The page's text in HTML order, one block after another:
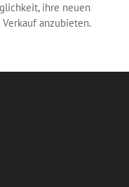
ihre neuen
anzubieten.